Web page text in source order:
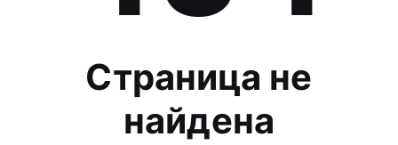
Страница не
найдена